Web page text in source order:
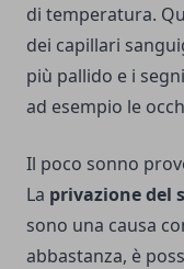
di temperatura.
dei capillari
più pallido e i
ad esempio le
Il poco sonno
La privazione del
sono una causa
abbastanza, è